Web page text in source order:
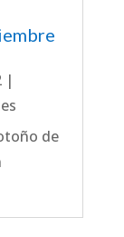
|
de